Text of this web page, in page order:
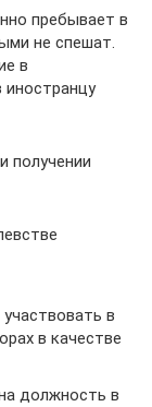
пребывает в
не спешат.
в
иностранцу
получении
в
в качестве
должность в